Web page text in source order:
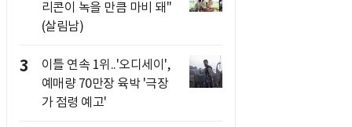
리콘이 녹을 만큼 마비 돼"
(살림남)
3
이틀 연속 1위..'오디세이',
예매량 70만장 육박 '극장
가 점령 예고'